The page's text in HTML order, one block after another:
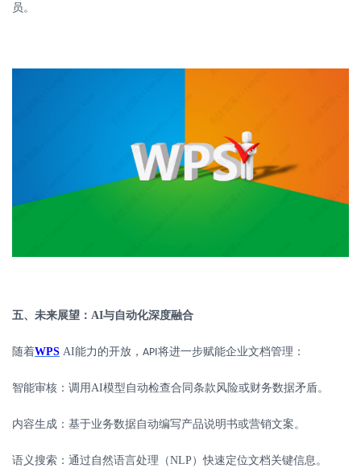
员。
五、未来展望： AI与自动化深度融合
随着WPS AI能力的开放， API将进一步赋能企业文档管理：
智能审核：调用AI模型自动检查合同条款风险或财务数据矛盾。
内容生成：基于业务数据自动编写产品说明书或营销文案。
语义搜索：通过自然语言处理（NLP）快速定位文档关键信息。